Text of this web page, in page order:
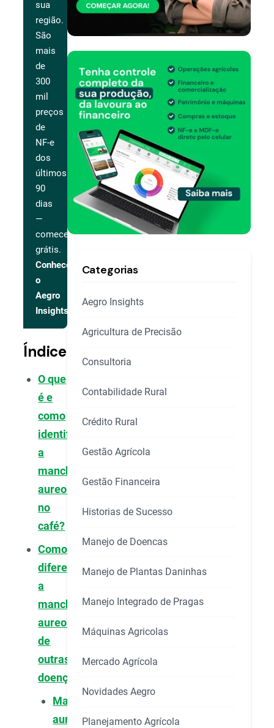
sua
região.
São
mais
de
300
mil
preços
de
NF-e
dos
últimos
90
dias
—
comece
grátis.
Conhecer
o
Aegro
Insights
Índice
O que
é e
como
identificar
a
mancha
aureolada
no
café?
Como
diferenciar
a
mancha
aureolada
de
outras
doenças
Mancha
aureolada
Categorias
Aegro Insights
Agricultura de Precisão
Consultoria
Contabilidade Rural
Crédito Rural
Gestão Agrícola
Gestão Financeira
Historias de Sucesso
Manejo de Doencas
Manejo de Plantas Daninhas
Manejo Integrado de Pragas
Máquinas Agricolas
Mercado Agrícola
Novidades Aegro
Planejamento Agrícola